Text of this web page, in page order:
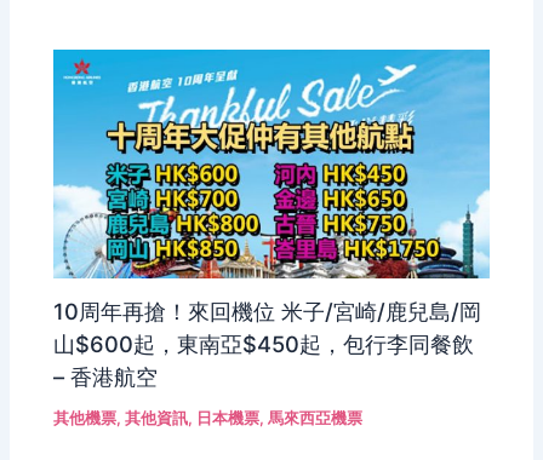
10周年再搶！來回機位 米子/宮崎/鹿兒島/岡
山$600起，東南亞$450起，包行李同餐飲
– 香港航空
其他機票,其他資訊, 日本機票,馬來西亞機票